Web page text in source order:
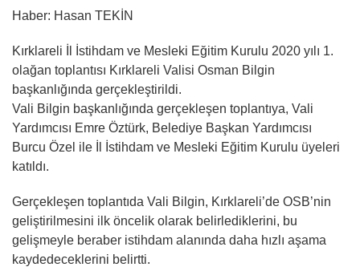
Haber: Hasan TEKİN
Kırklareli İl İstihdam ve Mesleki Eğitim Kurulu 2020 yılı 1.
olağan toplantısı Kırklareli Valisi Osman Bilgin
başkanlığında gerçekleştirildi.
Vali Bilgin başkanlığında gerçekleşen toplantıya, Vali
Yardımcısı Emre Öztürk, Belediye Başkan Yardımcısı
Burcu Özel ile İl İstihdam ve Mesleki Eğitim Kurulu üyeleri
katıldı.
Gerçekleşen toplantıda Vali Bilgin, Kırklareli’de OSB’nin
geliştirilmesini ilk öncelik olarak belirlediklerini, bu
gelişmeyle beraber istihdam alanında daha hızlı aşama
kaydedeceklerini belirtti.